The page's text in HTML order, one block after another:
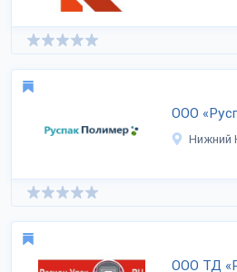
ООО
Нижний
ООО ТД